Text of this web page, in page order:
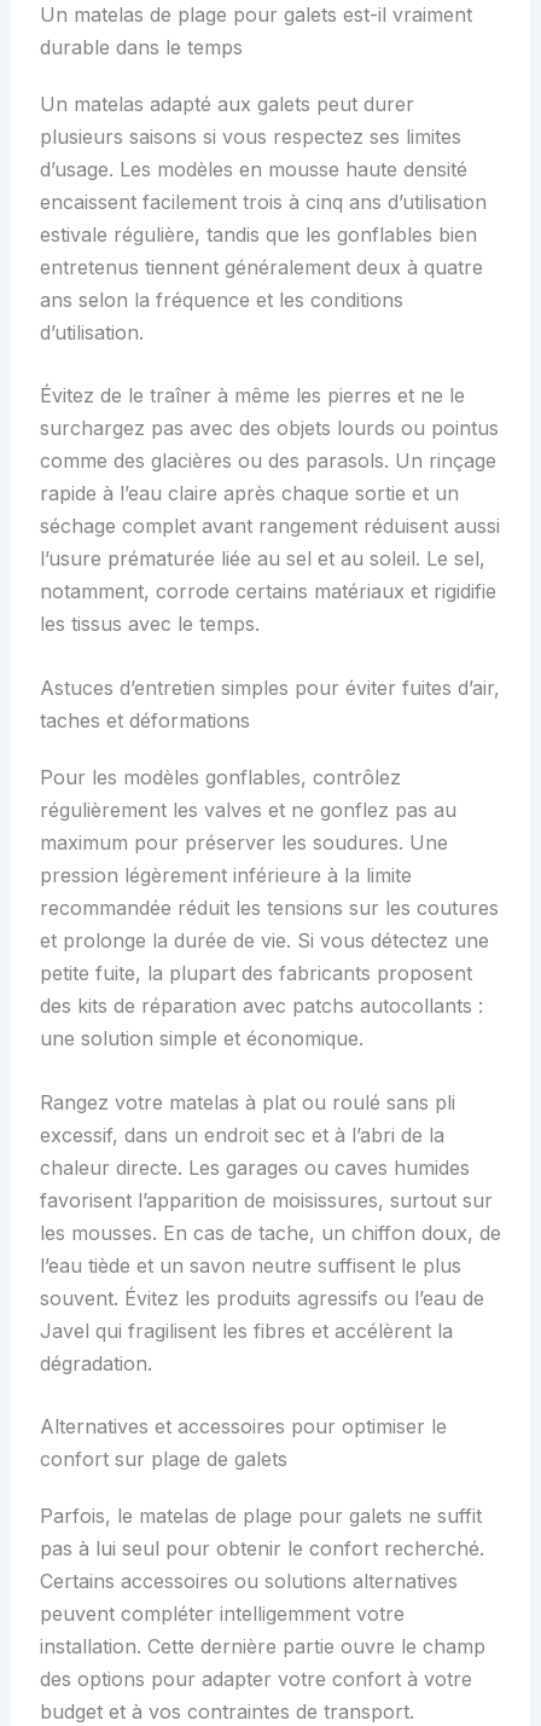
Un matelas de plage pour galets est-il vraiment
durable dans le temps
Un matelas adapté aux galets peut durer
plusieurs saisons si vous respectez ses limites
d’usage. Les modèles en mousse haute densité
encaissent facilement trois à cinq ans d’utilisation
estivale régulière, tandis que les gonflables bien
entretenus tiennent généralement deux à quatre
ans selon la fréquence et les conditions
d’utilisation.
Évitez de le traîner à même les pierres et ne le
surchargez pas avec des objets lourds ou pointus
comme des glacières ou des parasols. Un rinçage
rapide à l’eau claire après chaque sortie et un
séchage complet avant rangement réduisent aussi
l’usure prématurée liée au sel et au soleil. Le sel,
notamment, corrode certains matériaux et rigidifie
les tissus avec le temps.
Astuces d’entretien simples pour éviter fuites d’air,
taches et déformations
Pour les modèles gonflables, contrôlez
régulièrement les valves et ne gonflez pas au
maximum pour préserver les soudures. Une
pression légèrement inférieure à la limite
recommandée réduit les tensions sur les coutures
et prolonge la durée de vie. Si vous détectez une
petite fuite, la plupart des fabricants proposent
des kits de réparation avec patchs autocollants :
une solution simple et économique.
Rangez votre matelas à plat ou roulé sans pli
excessif, dans un endroit sec et à l’abri de la
chaleur directe. Les garages ou caves humides
favorisent l’apparition de moisissures, surtout sur
les mousses. En cas de tache, un chiffon doux, de
l’eau tiède et un savon neutre suffisent le plus
souvent. Évitez les produits agressifs ou l’eau de
Javel qui fragilisent les fibres et accélèrent la
dégradation.
Alternatives et accessoires pour optimiser le
confort sur plage de galets
Parfois, le matelas de plage pour galets ne suffit
pas à lui seul pour obtenir le confort recherché.
Certains accessoires ou solutions alternatives
peuvent compléter intelligemment votre
installation. Cette dernière partie ouvre le champ
des options pour adapter votre confort à votre
budget et à vos contraintes de transport.